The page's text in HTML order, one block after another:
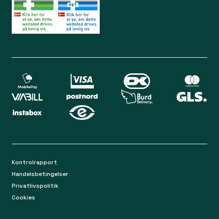
Lørdag 09.00 - 12.00
Mandag-torsdag 9.00 - 16.00
Kontakt os på mail
apoteket@apopro.dk
Spørgsmål og svar
Returnering
Bliv medlem
Din sikkerhed
Kontrolrapport
Handelsbetingelser
Privatlivspolitik
Cookies